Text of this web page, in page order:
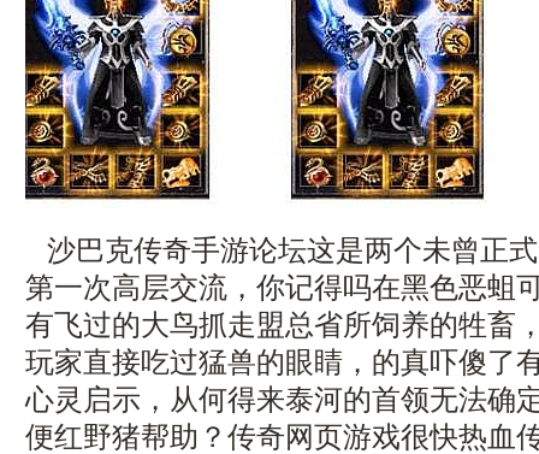
沙巴克传奇手游论坛这是两个未曾正
第一次高层交流，你记得吗在黑色恶蛆
有飞过的大鸟抓走盟总省所饲养的牲畜
玩家直接吃过猛兽的眼睛，的真吓傻了
心灵启示，从何得来泰河的首领无法确
便红野猪帮助？传奇网页游戏很快热血